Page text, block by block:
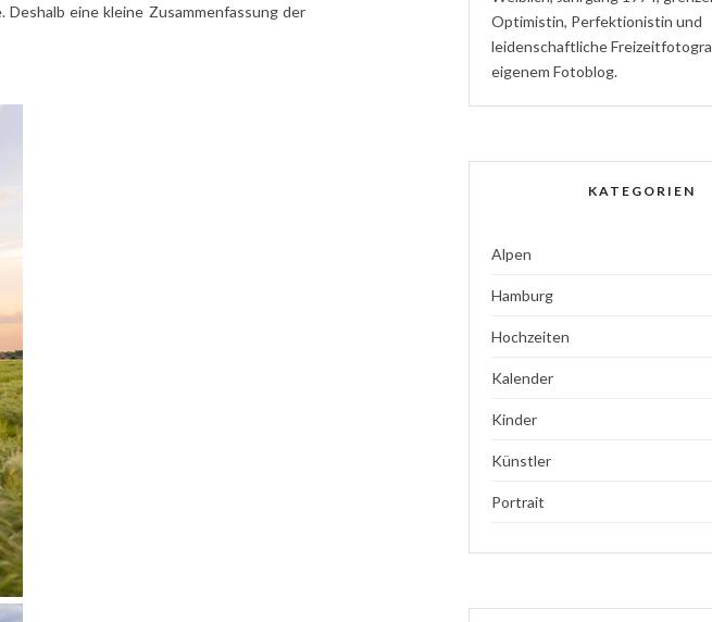
eine kleine Zusammenfassung der
Optimistin, Perfektionistin und
leidenschaftliche
eigenem Fotoblog.
KATEGORIEN
Alpen
Hamburg
Hochzeiten
Kalender
Kinder
Künstler
Portrait